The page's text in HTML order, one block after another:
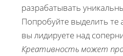
разрабатывать
Попробуйте выделить те
вы лидируете над
Креативность может